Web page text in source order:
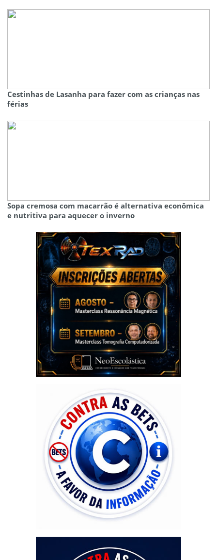
Cestinhas de Lasanha para fazer com as crianças nas
férias
Sopa cremosa com macarrão é alternativa econômica
e nutritiva para aquecer o inverno